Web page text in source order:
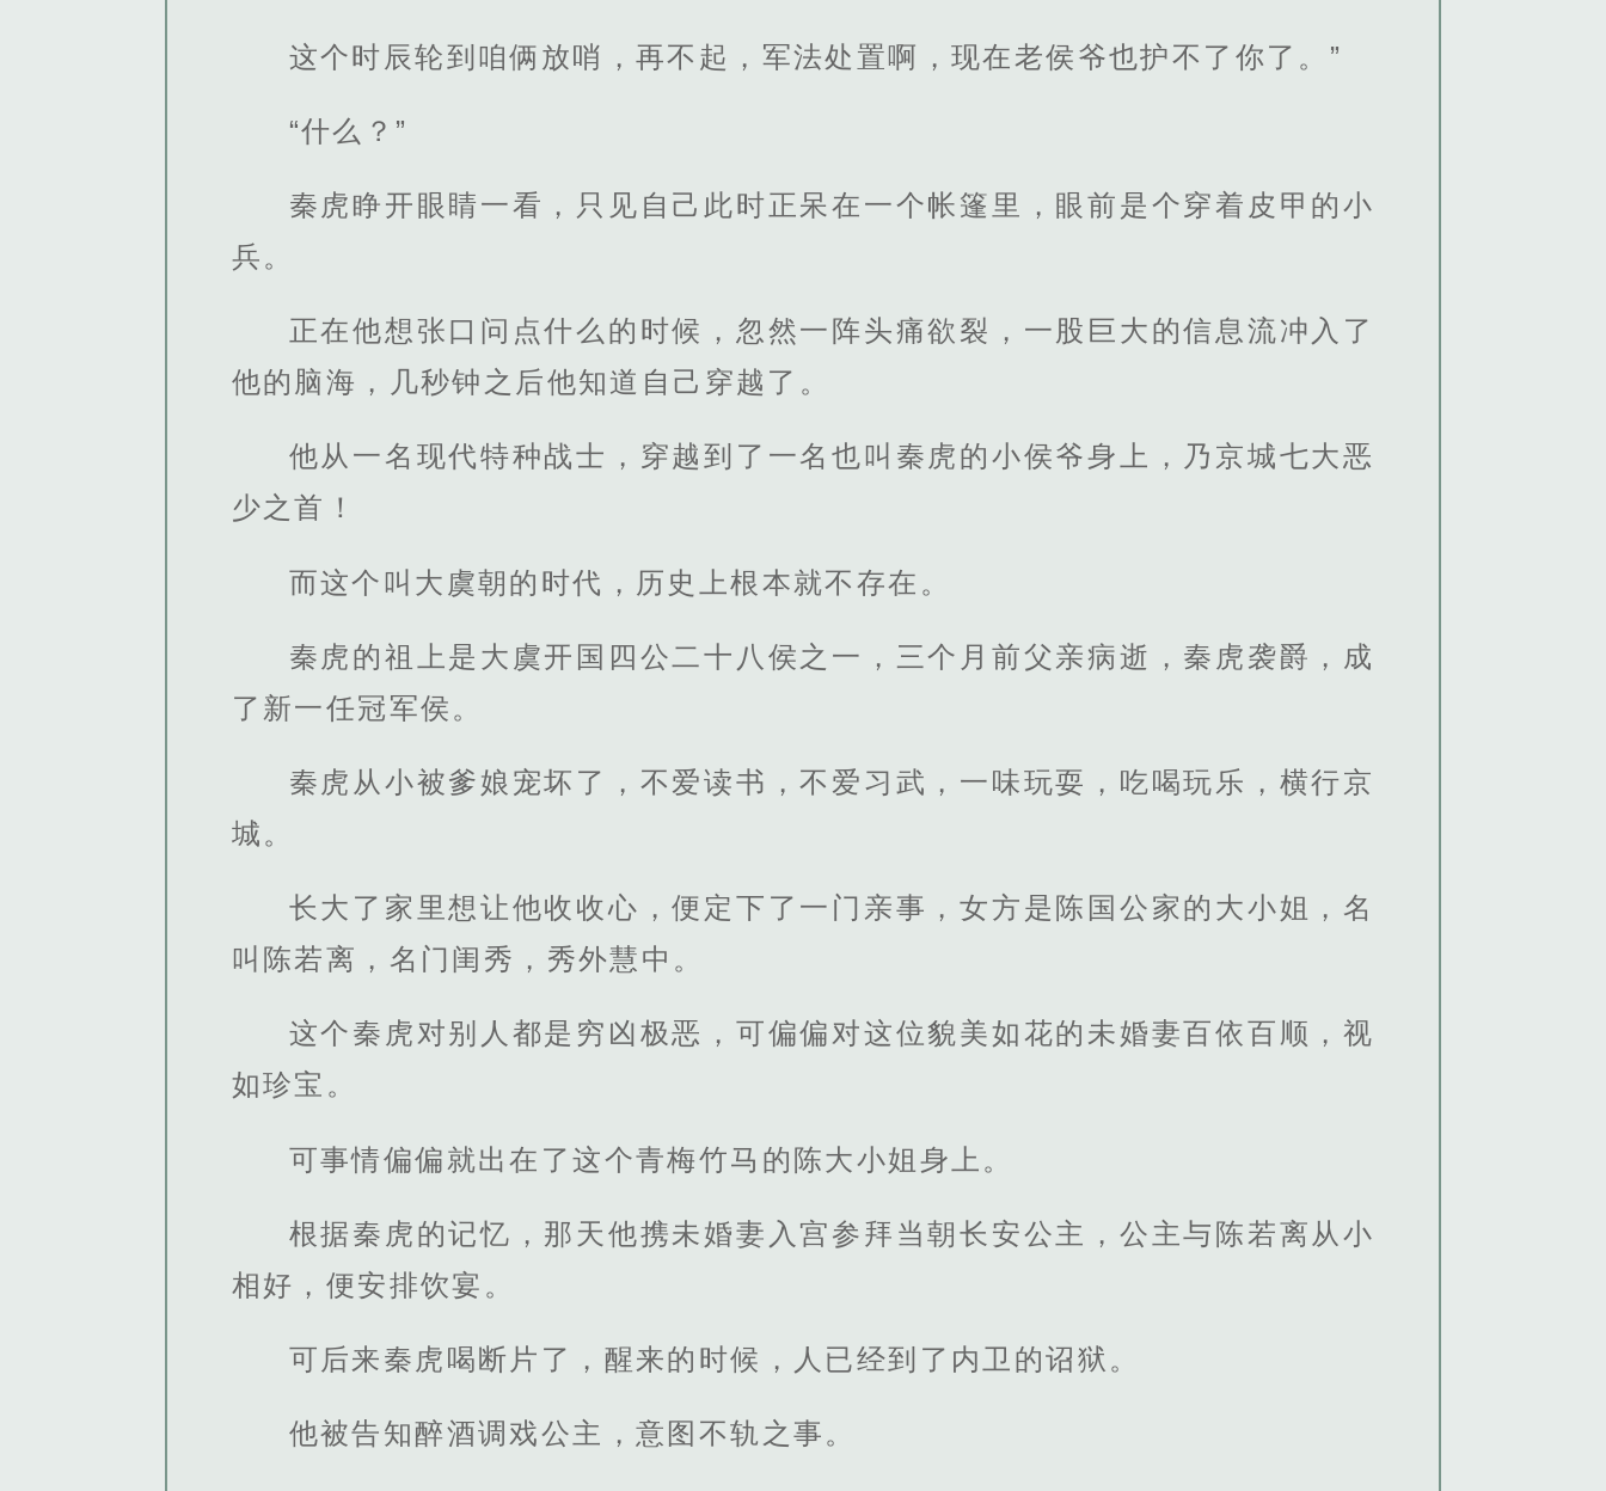
这个时辰轮到咱俩放哨，再不起，军法处置啊，现在老侯爷也护不了你了。”
“什么？”
秦虎睁开眼睛一看，只见自己此时正呆在一个帐篷里，眼前是个穿着皮甲的小
兵。
正在他想张口问点什么的时候，忽然一阵头痛欲裂，一股巨大的信息流冲入了
他的脑海，几秒钟之后他知道自己穿越了。
他从一名现代特种战士，穿越到了一名也叫秦虎的小侯爷身上，乃京城七大恶
少之首！
而这个叫大虞朝的时代，历史上根本就不存在。
秦虎的祖上是大虞开国四公二十八侯之一，三个月前父亲病逝，秦虎袭爵，成
了新一任冠军侯。
秦虎从小被爹娘宠坏了，不爱读书，不爱习武，一味玩耍，吃喝玩乐，横行京
城。
长大了家里想让他收收心，便定下了一门亲事，女方是陈国公家的大小姐，名
叫陈若离，名门闺秀，秀外慧中。
这个秦虎对别人都是穷凶极恶，可偏偏对这位貌美如花的未婚妻百依百顺，视
如珍宝。
可事情偏偏就出在了这个青梅竹马的陈大小姐身上。
根据秦虎的记忆，那天他携未婚妻入宫参拜当朝长安公主，公主与陈若离从小
相好，便安排饮宴。
可后来秦虎喝断片了，醒来的时候，人已经到了内卫的诏狱。
他被告知醉酒调戏公主，意图不轨之事。